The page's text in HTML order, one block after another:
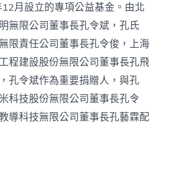
月設立的專項公益基金。由北
無限公司董事長孔令斌，孔氏
限責任公司董事長孔令俊，上海
程建設股份無限公司董事長孔飛
孔令斌作為重要捐贈人，與孔
科技股份無限公司董事長孔令
導科技無限公司董事長孔藝霖配